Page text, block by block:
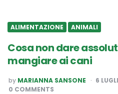
ALIMENTAZIONE ANIMALI
Cosa non dare
mangiare ai cani
POSTED
BY
by MARIANNA SANSONE 6
0 COMMENTS